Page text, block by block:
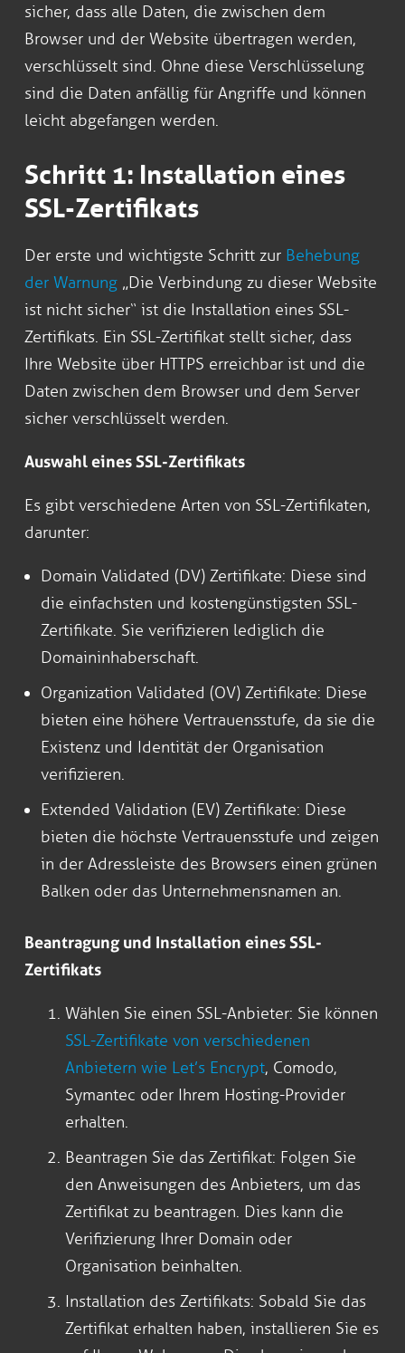
sicher, dass alle Daten, die zwischen dem
Browser und der Website übertragen werden,
verschlüsselt sind. Ohne diese Verschlüsselung
sind die Daten anfällig für Angriffe und können
leicht abgefangen werden.
Schritt 1: Installation eines
SSL-Zertifikats
Der erste und wichtigste Schritt zur Behebung
der Warnung „Die Verbindung zu dieser Website
ist nicht sicher“ ist die Installation eines SSL-
Zertifikats. Ein SSL-Zertifikat stellt sicher, dass
Ihre Website über HTTPS erreichbar ist und die
Daten zwischen dem Browser und dem Server
sicher verschlüsselt werden.
Auswahl eines SSL-Zertifikats
Es gibt verschiedene Arten von SSL-Zertifikaten,
darunter:
Domain Validated (DV) Zertifikate: Diese sind
die einfachsten und kostengünstigsten SSL-
Zertifikate. Sie verifizieren lediglich die
Domaininhaberschaft.
Organization Validated (OV) Zertifikate: Diese
bieten eine höhere Vertrauensstufe, da sie die
Existenz und Identität der Organisation
verifizieren.
Extended Validation (EV) Zertifikate: Diese
bieten die höchste Vertrauensstufe und zeigen
in der Adressleiste des Browsers einen grünen
Balken oder das Unternehmensnamen an.
Beantragung und Installation eines SSL-
Zertifikats
Wählen Sie einen SSL-Anbieter: Sie können
SSL-Zertifikate von verschiedenen
Anbietern wie Let’s Encrypt, Comodo,
Symantec oder Ihrem Hosting-Provider
erhalten.
Beantragen Sie das Zertifikat: Folgen Sie
den Anweisungen des Anbieters, um das
Zertifikat zu beantragen. Dies kann die
Verifizierung Ihrer Domain oder
Organisation beinhalten.
Installation des Zertifikats: Sobald Sie das
Zertifikat erhalten haben, installieren Sie es